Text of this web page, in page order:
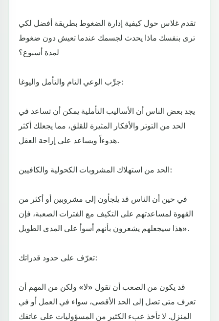
تقدم غلاس حول كيفية إدارة الضغوط بطريقة أفضل لكي
ترى بنفسك ماذا يحدث لجسمك عندما تعيش دون ضغوط
لمدة أسبوع؟
جرِّب الوعي التام والتأمل واليوغا:
يجد بعض الناس أن الأساليب التأملية يمكن أن تساعد في
الحد من التوتر والأفكار المثيرة للقلق، مما يجعلك أكثر
هدوءاً ويساعد على إراحة العقل.
الحد من استهلاك المشروبات الكحولية والكافيين:
في حين أن الناس قد يلجأون إلى مشروبين أو أكثر من
القهوة لمساعدتهم على التكيف مع الفترات الصعبة، فإن
هذا سيجعلهم يشعرون بأنهم أسوأ على المدى الطويل».
تعرّف على حدود قدراتك:
قد يكون من الصعب أن تقول «لا» ولكن من المهم أن
تعرف متى تصل إلى الحد الأقصى، سواء في العمل أو في
المنزل. لا تأخذ عبء الكثير من المسؤوليات على عاتقك